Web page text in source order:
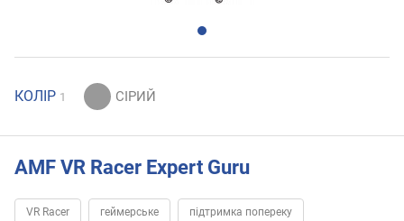
КОЛІР 1
AMF VR Racer Expert Guru
VR Racer геймерське підтримка попереку